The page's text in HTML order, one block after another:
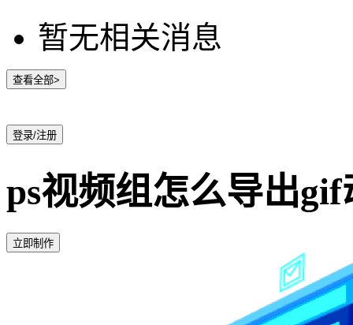
暂无相关消息
查看全部>
登录/注册
ps视频组怎么导出gif
立即制作